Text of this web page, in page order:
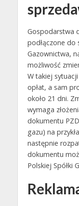
Gospodarstwa
podłączone do
Gazownictwa,
możliwość
W takiej
opłat, a sam
około 21 dni.
wymaga
dokumentu
gazu) na
następnie
dokumentu
Polskiej Spółki